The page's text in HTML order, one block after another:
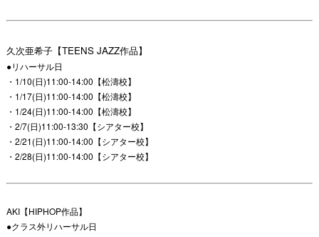
久次亜希子【TEENS JAZZ作品】
●リハーサル日
・1/10(日)11:00-14:00【松濤校】
・1/17(日)11:00-14:00【松濤校】
・1/24(日)11:00-14:00【松濤校】
・2/7(日)11:00-13:30【シアター校】
・2/21(日)11:00-14:00【シアター校】
・2/28(日)11:00-14:00【シアター校】
AKI【HIPHOP作品】
●クラス外リハーサル日